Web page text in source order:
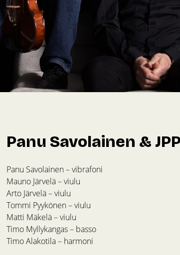
Panu Savolainen &
Panu Savolainen – vibrafoni
Mauno Järvelä – viulu
Arto Järvelä – viulu
Tommi Pyykönen – viulu
Matti Mäkelä – viulu
Timo Myllykangas – basso
Timo Alakotila – harmoni